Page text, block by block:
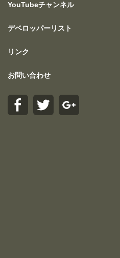
YouTubeチャンネル
デベロッパーリスト
リンク
お問い合わせ